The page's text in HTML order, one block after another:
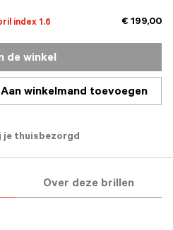
index 1.6 € 199,00
de winkel
Aan winkelmand toevoegen
je thuisbezorgd
Over deze brillen